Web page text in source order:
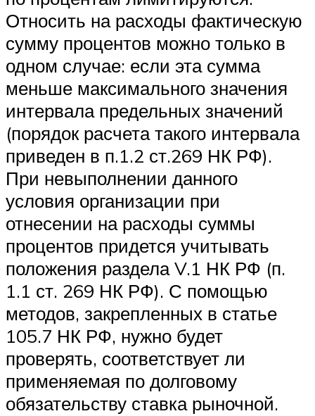
Относить на расходы фактическую
сумму процентов можно только в
одном случае: если эта сумма
меньше максимального значения
интервала предельных значений
(порядок расчета такого интервала
приведен в п.1.2 ст.269 НК РФ).
При невыполнении данного
условия организации при
отнесении на расходы суммы
процентов придется учитывать
положения раздела V.1 НК РФ (п.
1.1 ст. 269 НК РФ). С помощью
методов, закрепленных в статье
105.7 НК РФ, нужно будет
проверять, соответствует ли
применяемая по долговому
обязательству ставка рыночной.